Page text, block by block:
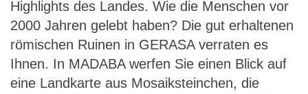
Highlights des Landes. Wie die Menschen vor
2000 Jahren gelebt haben? Die gut erhaltenen
römischen Ruinen in GERASA verraten es
Ihnen. In MADABA werfen Sie einen Blick auf
eine Landkarte aus Mosaiksteinchen, die